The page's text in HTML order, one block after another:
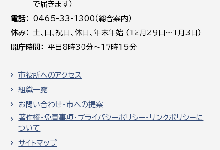
で届きます）
電話
0465-33-1300（総合案内）
休み
土､日､祝日、休日、年末年始 (12月29日～1月3日)
開庁時間
平日8時30分～17時15分
市役所へのアクセス
組織一覧
お問い合わせ・市への提案
著作権・免責事項・プライバシーポリシー・リンクポリシーに
ついて
サイトマップ